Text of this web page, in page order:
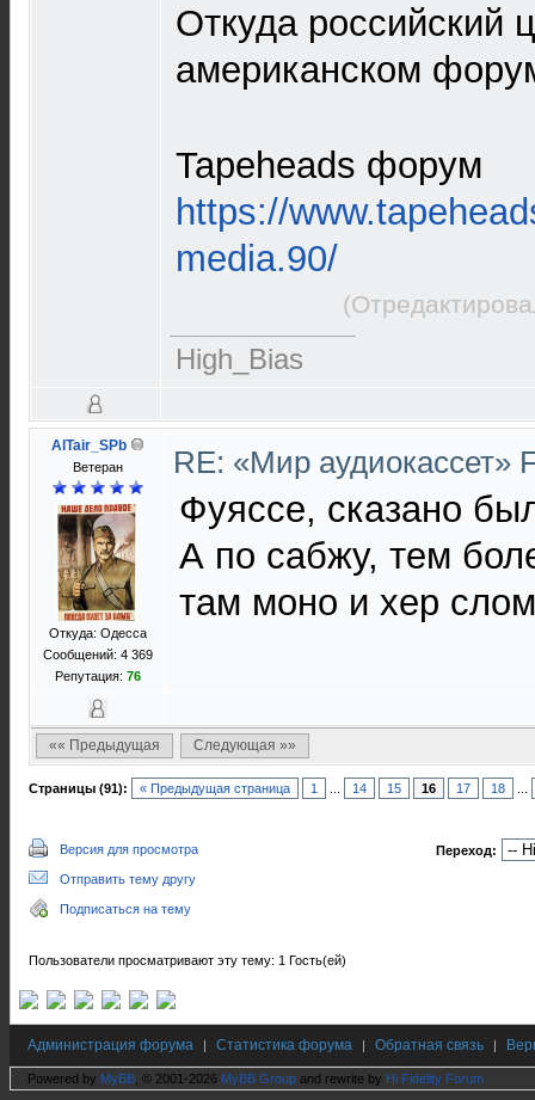
Откуда российский
американском
Tapeheads форум
https://
media.90/
High_Bias
AlTair_SPb
Ветеран
Откуда: Одесса
Сообщений: 4 369
Репутация: 76
RE: «Мир аудиокассет»
Фуяссе, сказано
А по сабжу, тем
там моно и хер
«« Предыдущая Следующая »»
Страницы (91): « Предыдущая страница 1 14 15 16 17 18
Версия для просмотра
Отправить тему другу
Подписаться на тему
Переход:
Пользователи просматривают эту тему: 1 Гость(ей)
Администрация форума | Статистика форума | Обратная связь |
Powered by MyBB , © 2001-2026 MyBB Group and rewrite by Hi Fidelity Forum